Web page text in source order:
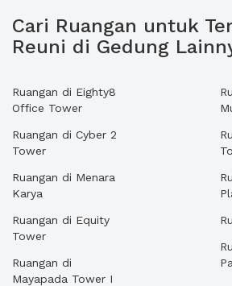
Cari Ruangan untuk
Reuni di Gedung
Ruangan di Eighty8
Office Tower
Ruangan di Cyber 2
Tower
Ruangan di Menara
Karya
Ruangan di Equity
Tower
Ruangan di
Mayapada Tower I